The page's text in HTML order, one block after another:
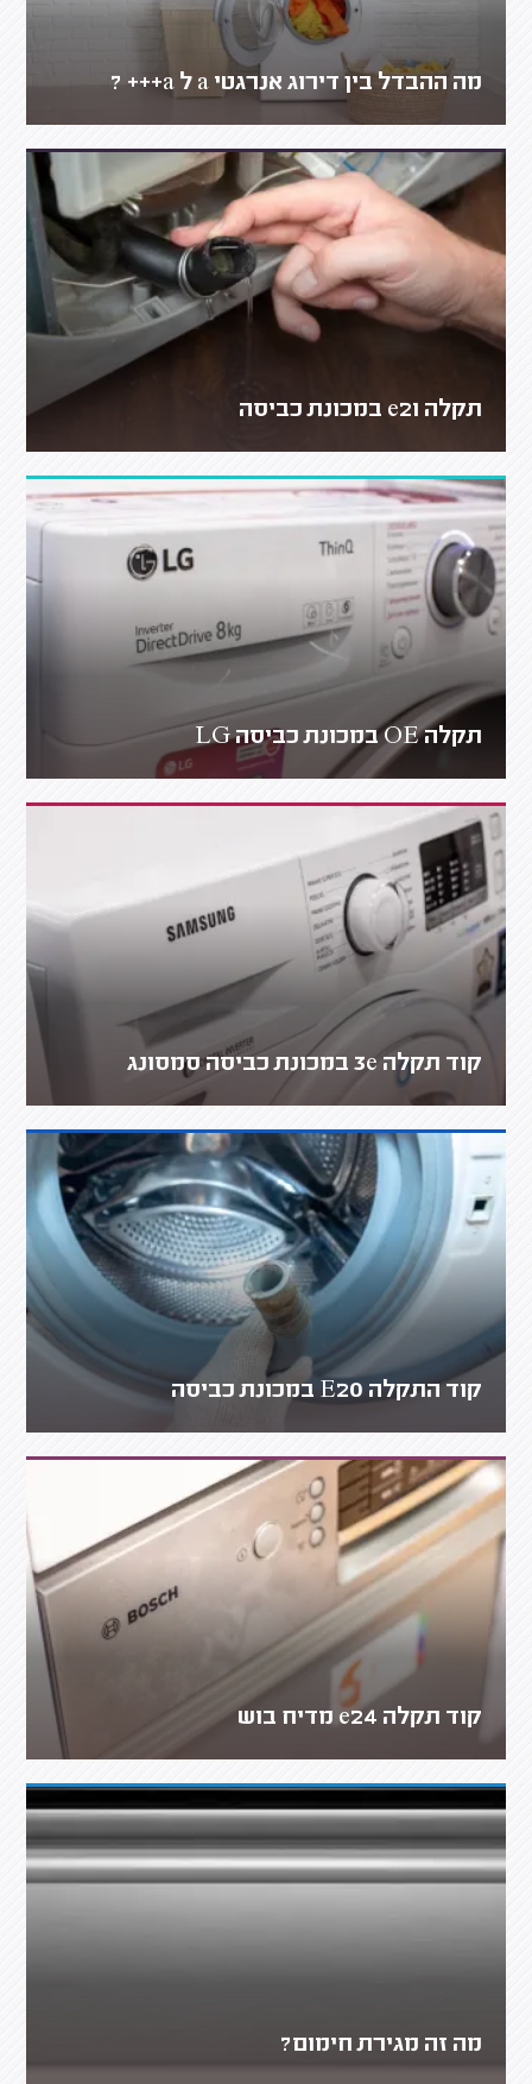
מה ההבדל בין דירוג אנרגטי a ל a+++ ?
תקלה e21 במכונת כביסה
תקלה OE במכונת כביסה LG
קוד תקלה 3e במכונת כביסה סמסונג
קוד התקלה E20 במכונת כביסה
קוד תקלה e24 מדיח בוש
מה זה מגירת חימום?